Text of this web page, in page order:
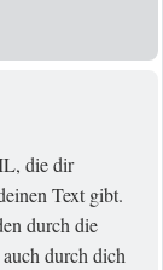
die dir
Text gibt.
durch die
durch dich